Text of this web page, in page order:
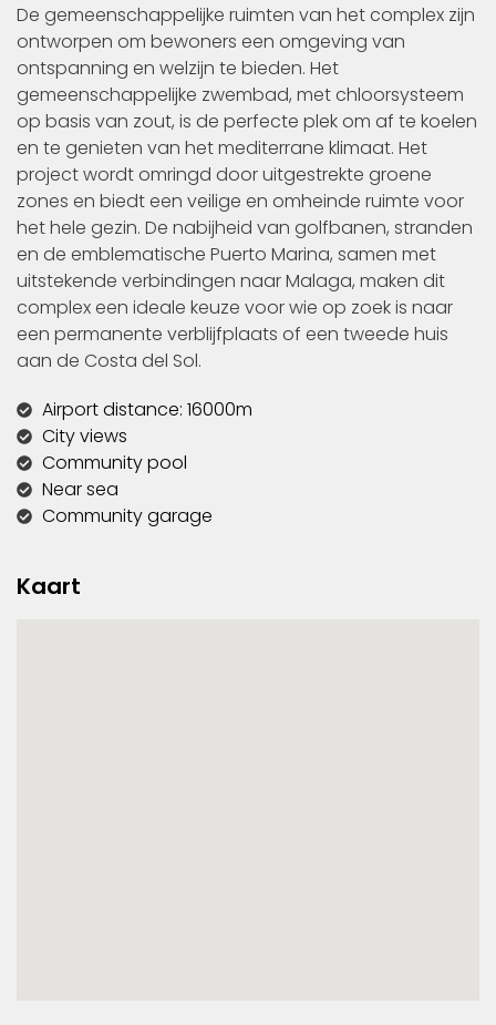
De gemeenschappelijke ruimten van het complex zijn
ontworpen om bewoners een omgeving van
ontspanning en welzijn te bieden. Het
gemeenschappelijke zwembad, met chloorsysteem
op basis van zout, is de perfecte plek om af te koelen
en te genieten van het mediterrane klimaat. Het
project wordt omringd door uitgestrekte groene
zones en biedt een veilige en omheinde ruimte voor
het hele gezin. De nabijheid van golfbanen, stranden
en de emblematische Puerto Marina, samen met
uitstekende verbindingen naar Malaga, maken dit
complex een ideale keuze voor wie op zoek is naar
een permanente verblijfplaats of een tweede huis
aan de Costa del Sol.
Airport distance: 16000m
City views
Community pool
Near sea
Community garage
Kaart